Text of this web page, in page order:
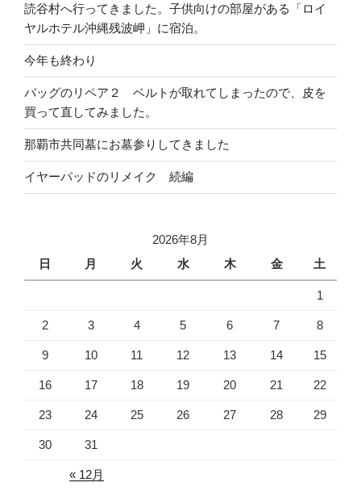
読谷村へ行ってきました。子供向けの部屋がある「ロイ
ヤルホテル沖縄残波岬」に宿泊。
今年も終わり
バッグのリペア２ ベルトが取れてしまったので、皮を
買って直してみました。
那覇市共同墓にお墓参りしてきました
イヤーパッドのリメイク 続編
2026年8月
日
月 火 水 木 金 土
1
2 3 4 5 6 7 8
9 10 11 12 13 14 15
16 17 18 19 20 21 22
23 24 25 26 27 28 29
30 31
« 12月